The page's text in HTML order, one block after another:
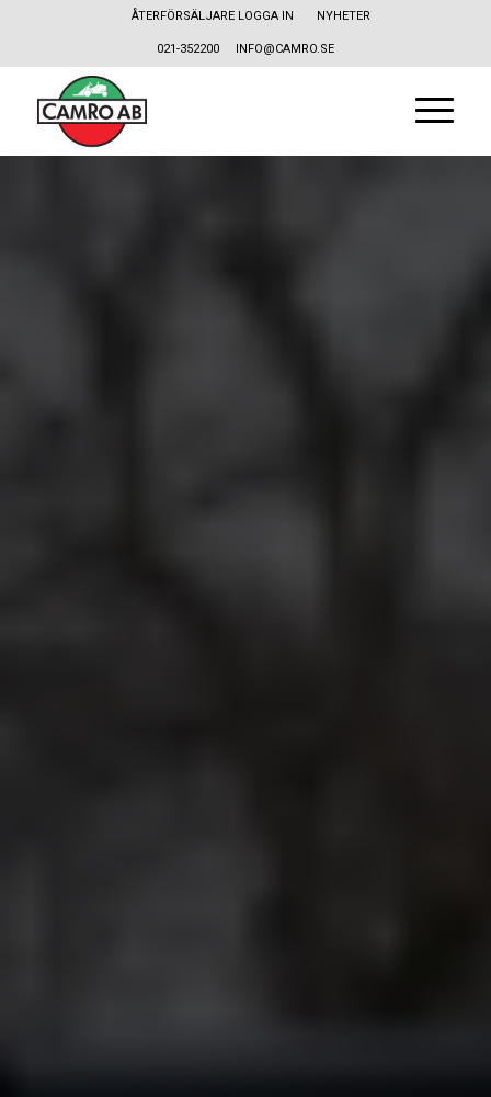
ÅTERFÖRSÄLJARE LOGGA IN NYHETER
021-352200 INFO@CAMRO.SE